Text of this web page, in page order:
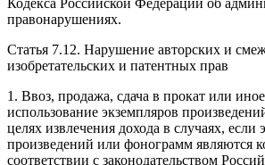
правонарушениях.
Статья 7.12. Нарушение авторских и
изобретательских и патентных прав
1. Ввоз, продажа, сдача в прокат или
использование экземпляров
целях извлечения дохода в случаях, если
произведений или фонограмм являются
соответствии с законодательством